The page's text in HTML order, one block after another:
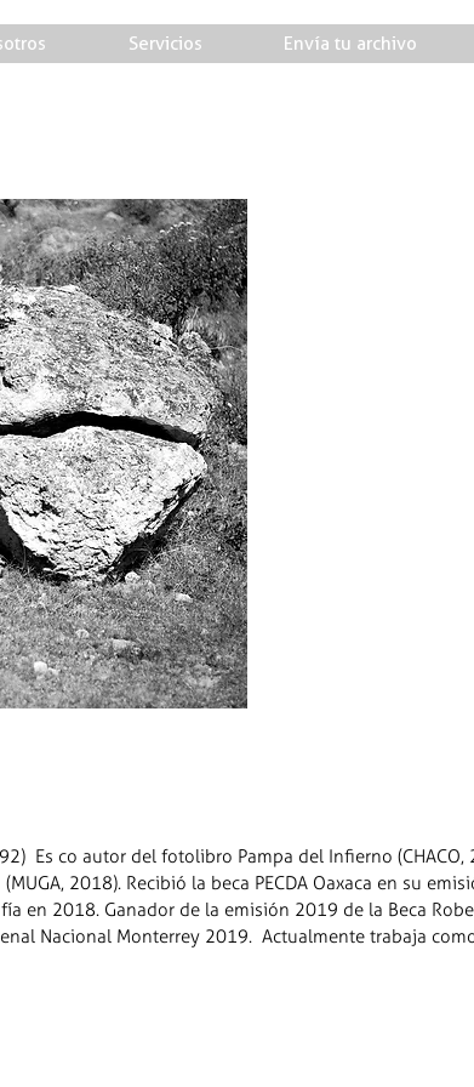
Servicios Envía tu archivo
Es co autor del fotolibro Pampa del Infierno
(MUGA, 2018). Recibió la beca PECDA Oaxaca en su
en 2018. Ganador de la emisión 2019 de la Beca
Nacional Monterrey 2019. Actualmente trabaja